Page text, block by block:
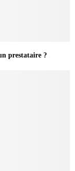
prestataire ?